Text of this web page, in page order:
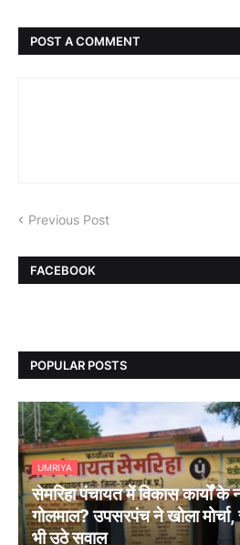
POST A COMMENT
Previous Post
FACEBOOK
POPULAR POSTS
UMRIYA
सेमरिहा पंचायत में विकास कार्यों के
गोलमाल? उपसरपंच ने खोला
भी उठे सवाल